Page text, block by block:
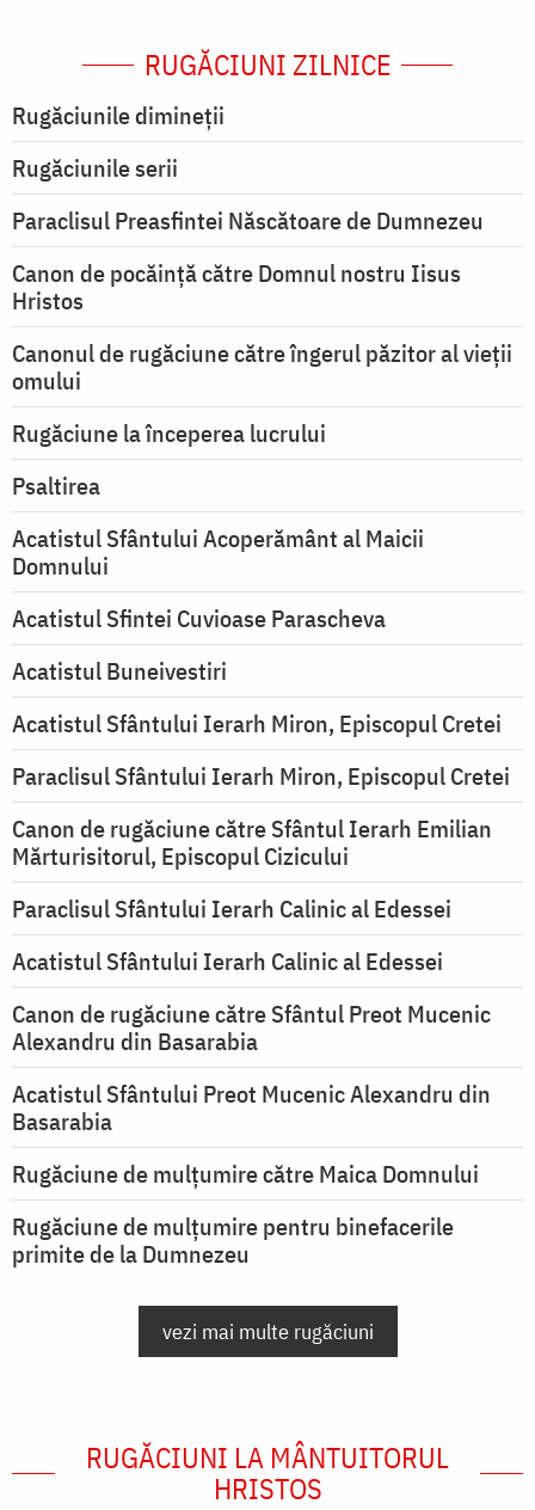
RUGĂCIUNI ZILNICE
Rugăciunile dimineții
Rugăciunile serii
Paraclisul Preasfintei Născătoare de Dumnezeu
Canon de pocăință către Domnul nostru Iisus
Hristos
Canonul de rugăciune către îngerul păzitor al vieții
omului
Rugăciune la începerea lucrului
Psaltirea
Acatistul Sfântului Acoperământ al Maicii
Domnului
Acatistul Sfintei Cuvioase Parascheva
Acatistul Buneivestiri
Acatistul Sfântului Ierarh Miron, Episcopul Cretei
Paraclisul Sfântului Ierarh Miron, Episcopul Cretei
Canon de rugăciune către Sfântul Ierarh Emilian
Mărturisitorul, Episcopul Cizicului
Paraclisul Sfântului Ierarh Calinic al Edessei
Acatistul Sfântului Ierarh Calinic al Edessei
Canon de rugăciune către Sfântul Preot Mucenic
Alexandru din Basarabia
Acatistul Sfântului Preot Mucenic Alexandru din
Basarabia
Rugăciune de mulţumire către Maica Domnului
Rugăciune de mulțumire pentru binefacerile
primite de la Dumnezeu
vezi mai multe rugăciuni
RUGĂCIUNI LA MÂNTUITORUL
HRISTOS